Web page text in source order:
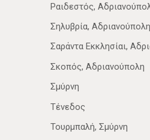
Ραιδεστός,
Σηλυβρία, Αδριανούπολη
Σαράντα Εκκλησίαι,
Σκοπός, Αδριανούπολη
Σμύρνη
Τένεδος
Τουρμπαλή, Σμύρνη